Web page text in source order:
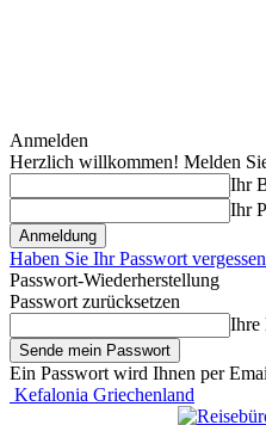
Anmelden
Herzlich willkommen! Melden
Ihr
Ihr
Haben Sie Ihr Passwort
Passwort-Wiederherstellung
Passwort zurücksetzen
Ihre
Ein Passwort wird Ihnen per
Kefalonia Griechenland